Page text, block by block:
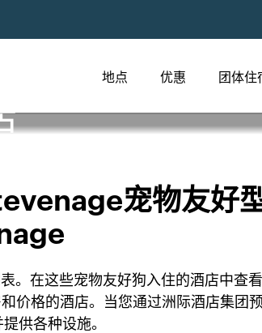
地点 优惠 团体住
宠物友好
。在这些宠物友好狗入住的酒店中查
价格的酒店。当您通过洲际酒店集团
供各种设施。